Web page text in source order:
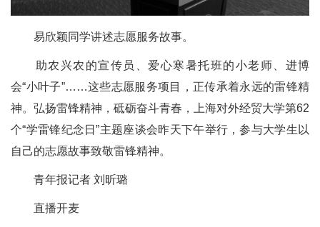
易欣颖同学讲述志愿服务故事。
助农兴农的宣传员、爱心寒暑托班的小老师、进博
会“小叶子”……这些志愿服务项目，正传承着永远的雷锋精
神。弘扬雷锋精神，砥砺奋斗青春，上海对外经贸大学第62
个“学雷锋纪念日”主题座谈会昨天下午举行，参与大学生以
自己的志愿故事致敬雷锋精神。
青年报记者 刘昕璐
直播开麦